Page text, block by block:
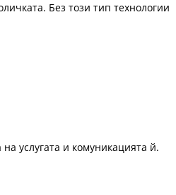
Без този тип технологии
услугата и комуникацията й.